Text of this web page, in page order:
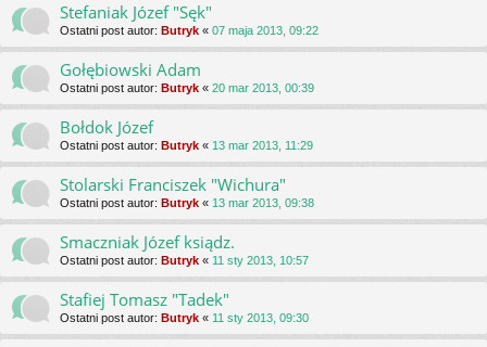
Stefaniak Józef "Sęk"
Ostatni post autor: Butryk « 07 maja 2013, 09:22
Gołębiowski Adam
Ostatni post autor: Butryk « 20 mar 2013, 00:39
Bołdok Józef
Ostatni post autor: Butryk « 13 mar 2013, 11:29
Stolarski Franciszek "Wichura"
Ostatni post autor: Butryk « 13 mar 2013, 09:38
Smaczniak Józef ksiądz.
Ostatni post autor: Butryk « 11 sty 2013, 10:57
Stafiej Tomasz "Tadek"
Ostatni post autor: Butryk « 11 sty 2013, 09:30